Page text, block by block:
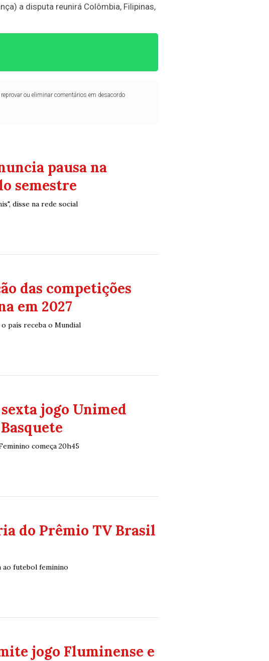
a disputa reunirá Colômbia, Filipinas,
ou eliminar comentários em desacordo
pausa na
semestre
disse na rede social
das competições
em 2027
o país receba o Mundial
jogo Unimed
começa 20h45
do Prêmio TV Brasil
ao futebol feminino
jogo Fluminense e